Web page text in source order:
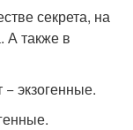
секрета, на
А также в
экзогенные.